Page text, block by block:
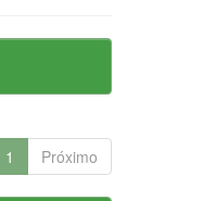
1 Próximo